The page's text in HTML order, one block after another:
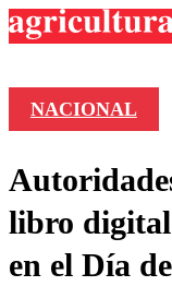
Colo
NACIONAL
libro digital
en el Día